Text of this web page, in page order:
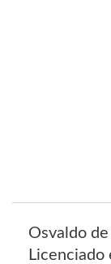
Osvaldo
Licenciado